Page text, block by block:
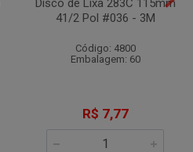
Disco de Lixa 283C 115mm
41/2 Pol #036 - 3M
Código: 4800
Embalagem: 60
R$ 7,77